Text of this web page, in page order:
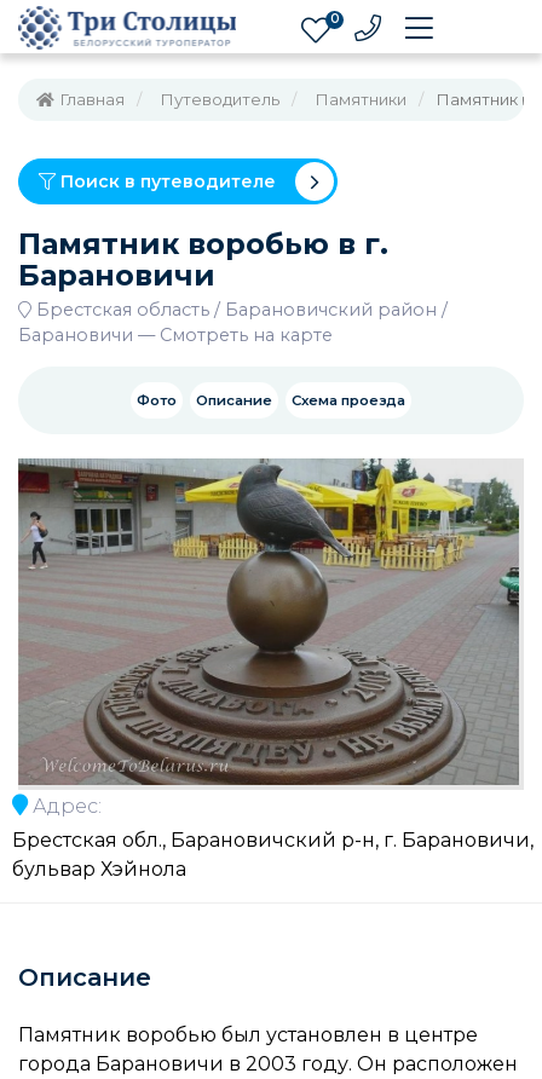
0
Главная Путеводитель Памятники Памятник
Поиск в путеводителе
Памятник воробью в г.
Барановичи
Брестская область
Барановичский район
Барановичи — Смотреть на карте
Фото Описание Схема проезда
Адрес:
Брестская обл., Барановичский р-н, г. Барановичи,
бульвар Хэйнола
Описание
Памятник воробью был установлен в центре
города Барановичи в 2003 году. Он расположен